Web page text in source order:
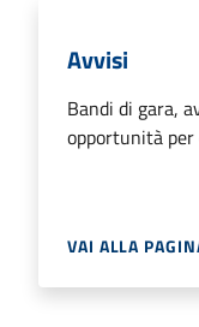
Avvisi
Bandi di gara,
opportunità
VAI ALLA